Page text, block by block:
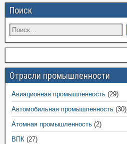
Поиск
Отрасли промышленности
Авиационная промышленность (29)
Автомобильная промышленность (30)
Атомная промышленность (2)
ВПК (27)